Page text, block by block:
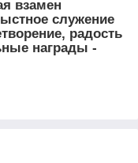
взамен
служение
радость
награды -